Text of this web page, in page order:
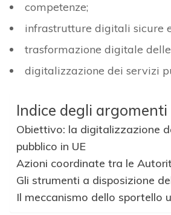
competenze;
infrastrutture digitali sicure
trasformazione digitale
digitalizzazione dei servizi
Indice degli argomenti
Obiettivo: la digitalizzazione
pubblico in UE
Azioni coordinate tra le
Gli strumenti a disposizione
Il meccanismo dello sportello